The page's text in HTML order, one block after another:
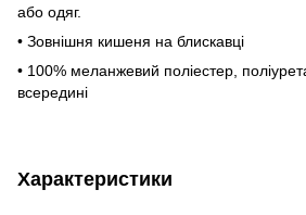
або одяг.
• Зовнішня кишеня на блискавці
• 100% меланжевий поліестер,
всередині
Характеристики